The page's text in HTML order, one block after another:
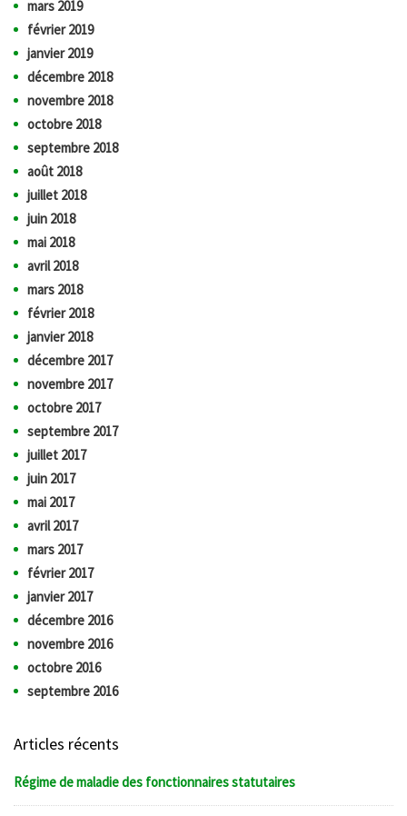
mars 2019
février 2019
janvier 2019
décembre 2018
novembre 2018
octobre 2018
septembre 2018
août 2018
juillet 2018
juin 2018
mai 2018
avril 2018
mars 2018
février 2018
janvier 2018
décembre 2017
novembre 2017
octobre 2017
septembre 2017
juillet 2017
juin 2017
mai 2017
avril 2017
mars 2017
février 2017
janvier 2017
décembre 2016
novembre 2016
octobre 2016
septembre 2016
Articles récents
Régime de maladie des fonctionnaires statutaires